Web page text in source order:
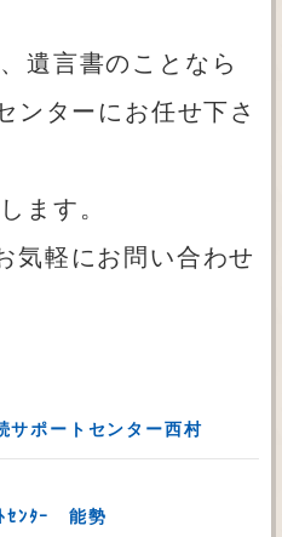
遺言書のことなら
ンターにお任せ下さ
ます。
気軽にお問い合わせ
ポートセンター西村
ｾﾝﾀｰ 能勢